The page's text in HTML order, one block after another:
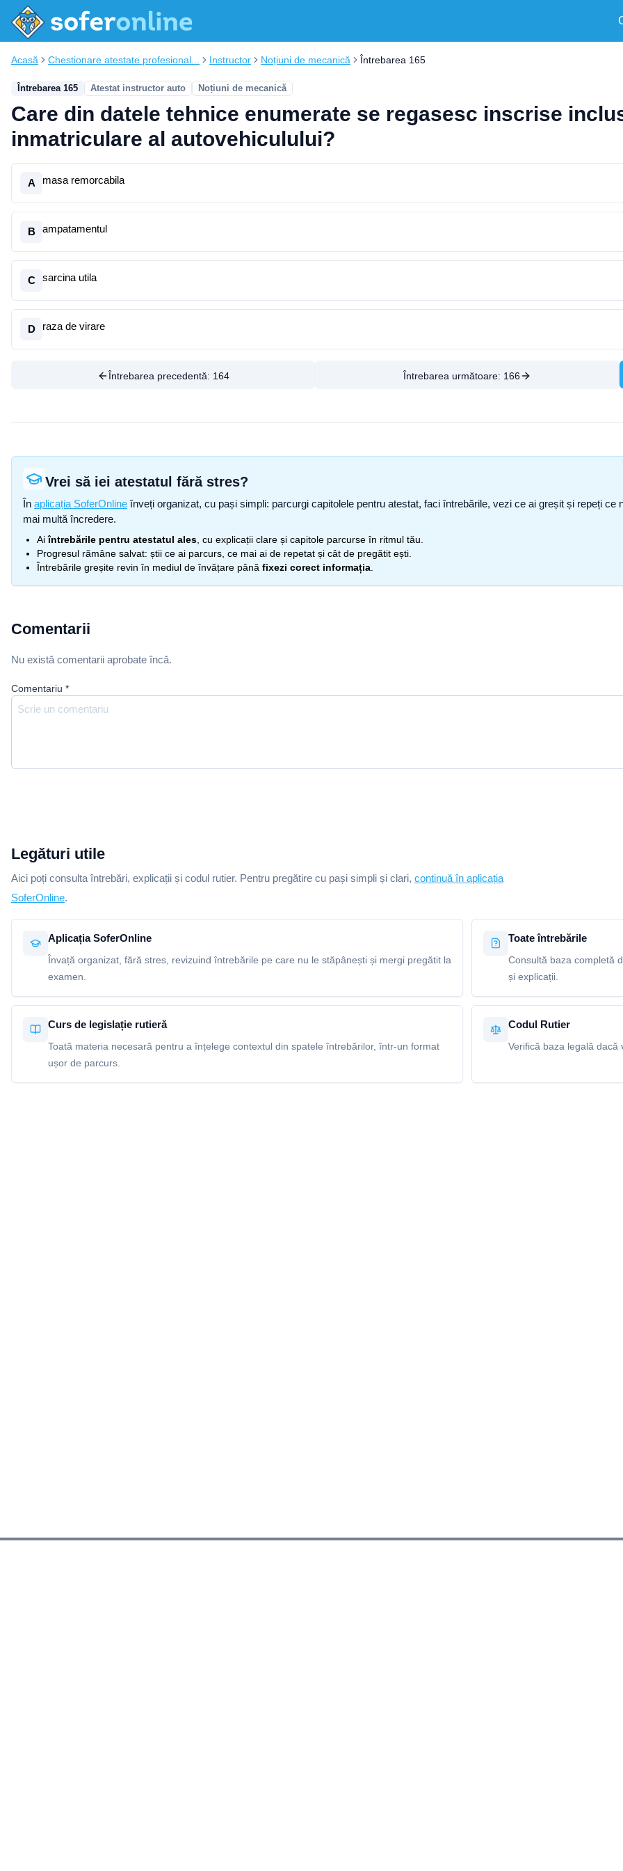
Acasă Chestionare atestate profesional... Instructor Noțiuni de mecanică Întrebarea 165
Întrebarea 165 Atestat instructor auto Noțiuni de mecanică
Care din datele tehnice enumerate se regasesc inscrise
inmatriculare al autovehiculului?
A masa remorcabila
B ampatamentul
C sarcina utila
D raza de virare
Întrebarea precedentă: 164 Întrebarea următoare: 166
Vrei să iei atestatul fără stres?
În aplicația SoferOnline înveți organizat, cu pași simpli: parcurgi capitolele pentru atestat, faci întrebările, vezi ce ai greșit și repeți
mai multă încredere.
Aiîntrebările pentru atestatul ales , cu explicații clare și capitole parcurse în ritmul tău.
Progresul rămâne salvat: știi ce ai parcurs, ce mai ai de repetat și cât de pregătit ești.
Întrebările greșite revin în mediul de învățare până fixezi corect informația
Comentarii
Nu există comentarii aprobate încă.
Comentariu *
Legături utile
Aici poți consulta întrebări, explicații și codul rutier. Pentru pregătire cu pași simpli și clari, continuă în aplicația
SoferOnline.
Aplicația SoferOnline
Învață organizat, fără stres, revizuind întrebările pe care nu le stăpânești și mergi pregătit la
examen.
Toate întrebările
Consultă baza completă
și explicații.
Curs de legislație rutieră
Toată materia necesară pentru a înțelege contextul din spatele întrebărilor, într-un format
ușor de parcurs.
Codul Rutier
Verifică baza legală dacă